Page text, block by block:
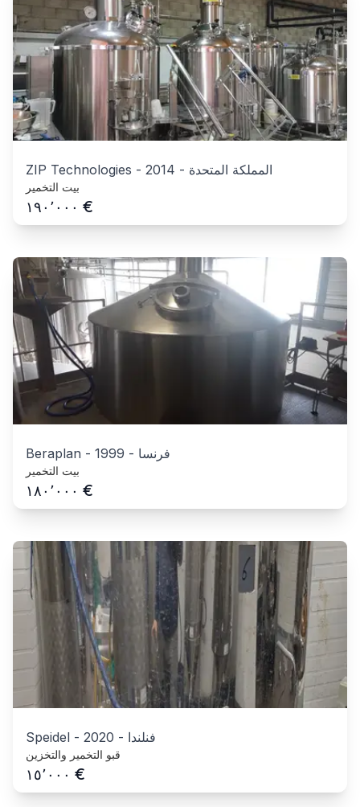
ZIP Technologies - 2014 - المملكة المتحدة
بيت التخمير
١٩٠٬٠٠٠ €
Beraplan - 1999 - فرنسا
بيت التخمير
١٨٠٬٠٠٠ €
Speidel - 2020 - فنلندا
قبو التخمير والتخزين
١٥٬٠٠٠ €